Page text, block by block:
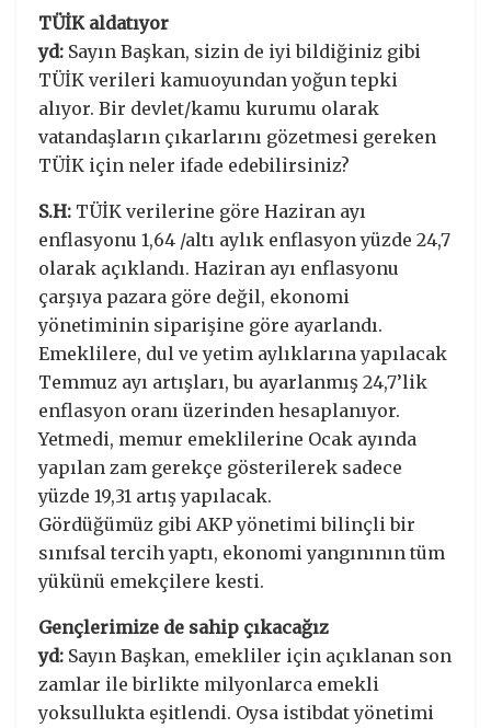
TÜİK aldatıyor
yd: Sayın Başkan, sizin de iyi bildiğiniz gibi
TÜİK verileri kamuoyundan yoğun tepki
alıyor. Bir devlet/kamu kurumu olarak
vatandaşların çıkarlarını gözetmesi gereken
TÜİK için neler ifade edebilirsiniz?
S.H: TÜİK verilerine göre Haziran ayı
enflasyonu 1,64 /altı aylık enflasyon yüzde 24,7
olarak açıklandı. Haziran ayı enflasyonu
çarşıya pazara göre değil, ekonomi
yönetiminin siparişine göre ayarlandı.
Emeklilere, dul ve yetim aylıklarına yapılacak
Temmuz ayı artışları, bu ayarlanmış 24,7’lik
enflasyon oranı üzerinden hesaplanıyor.
Yetmedi, memur emeklilerine Ocak ayında
yapılan zam gerekçe gösterilerek sadece
yüzde 19,31 artış yapılacak.
Gördüğümüz gibi AKP yönetimi bilinçli bir
sınıfsal tercih yaptı, ekonomi yangınının tüm
yükünü emekçilere kesti.
Gençlerimize de sahip çıkacağız
yd: Sayın Başkan, emekliler için açıklanan son
zamlar ile birlikte milyonlarca emekli
yoksullukta eşitlendi. Oysa istibdat yönetimi